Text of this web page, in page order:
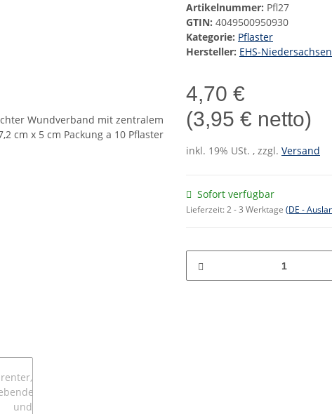
Artikelnummer: Pfl27
GTIN: 4049500950930
Kategorie: Pflaster
Hersteller: EHS-Niedersachsen
4,70 €
(3,95 € netto)
inkl. 19% USt. , zzgl. Versand
Sofort verfügbar
Lieferzeit:2 - 3 Werktage (DE -